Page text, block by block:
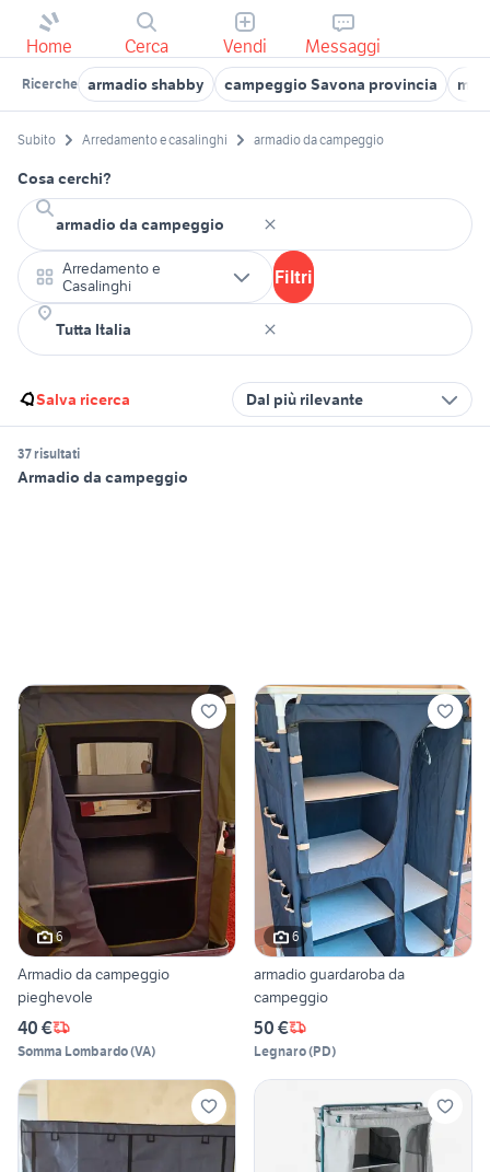
Home Cerca Vendi Messaggi
Ricerche armadio shabby campeggio Savona provincia
Subito Arredamento e casalinghi armadio da campeggio
Cosa cerchi?
Arredamento e
Casalinghi
Filtri
Salva ricerca Dal più rilevante
37 risultati
Armadio da campeggio
6
Armadio da campeggio
pieghevole
40 €
Somma Lombardo(VA)
6
armadio guardaroba da
campeggio
50 €
Legnaro(PD)